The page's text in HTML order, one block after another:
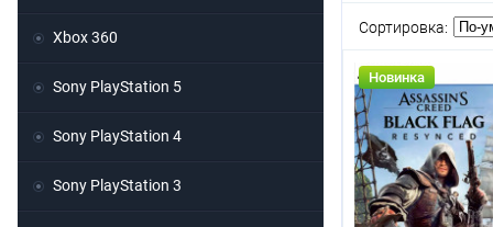
Сортировка:
Новинка
Xbox 360
Sony PlayStation 5
Sony PlayStation 4
Sony PlayStation 3